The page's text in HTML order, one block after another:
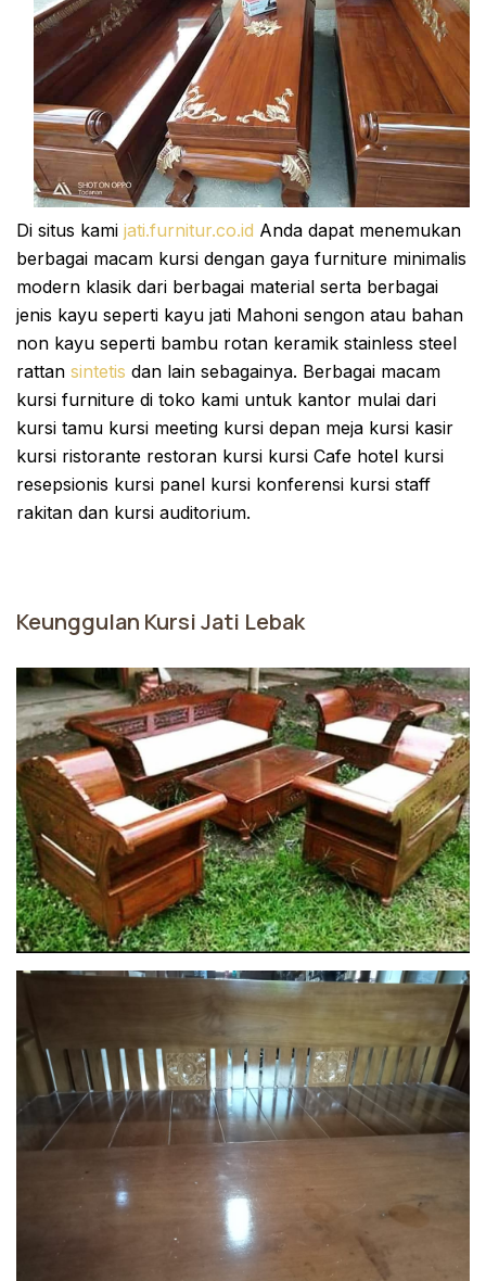
Di situs kami jati.furnitur.co.id Anda dapat menemukan
berbagai macam kursi dengan gaya furniture minimalis
modern klasik dari berbagai material serta berbagai
jenis kayu seperti kayu jati Mahoni sengon atau bahan
non kayu seperti bambu rotan keramik stainless steel
rattan sintetis dan lain sebagainya. Berbagai macam
kursi furniture di toko kami untuk kantor mulai dari
kursi tamu kursi meeting kursi depan meja kursi kasir
kursi ristorante restoran kursi kursi Cafe hotel kursi
resepsionis kursi panel kursi konferensi kursi staff
rakitan dan kursi auditorium.
Keunggulan Kursi Jati Lebak